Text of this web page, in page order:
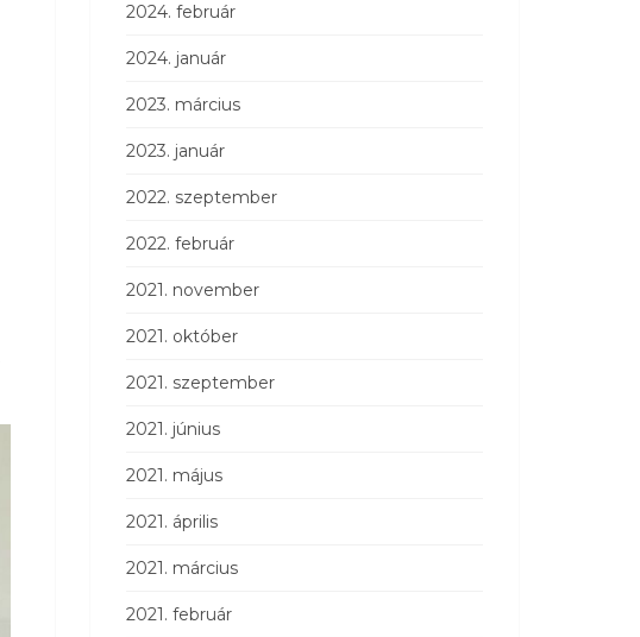
2024. február
2024. január
2023. március
2023. január
2022. szeptember
2022. február
2021. november
2021. október
2021. szeptember
2021. június
2021. május
2021. április
2021. március
2021. február